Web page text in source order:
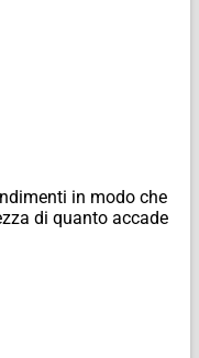
in modo che
di quanto accade